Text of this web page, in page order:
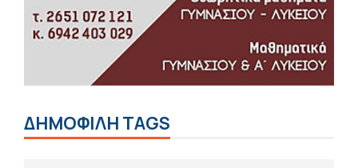
ΔΗΜΟΦΙΛΗ TAGS